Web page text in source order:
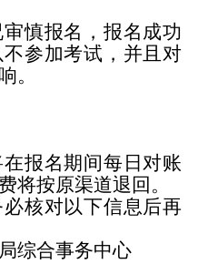
慎报名， 报名成功
参加考试，并且对
。
报名期间每日对账
将按原渠道退回。
核对以下信息后再
综合事务中心